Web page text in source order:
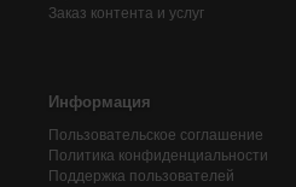
Заказ контента и услуг
Информация
Пользовательское соглашение
Политика конфиденциальности
Поддержка пользователей